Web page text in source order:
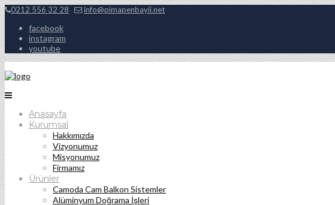
0212 556 32 28 info@pimapenbayii.net
facebook
instagram
youtube
Anasayfa
Kurumsal
Hakkımızda
Vizyonumuz
Misyonumuz
Firmamız
Ürünler
Camoda Cam Balkon Sistemler
Alüminyum Doğrama İşleri